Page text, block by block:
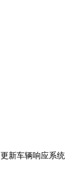
新车辆响应系